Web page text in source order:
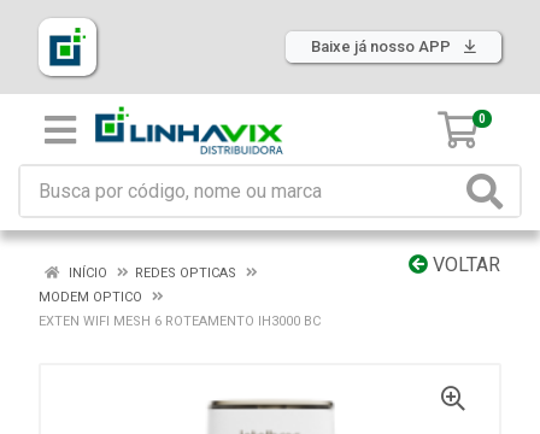
Baixe já nosso APP
0
VOLTAR
INÍCIO
REDES OPTICAS
MODEM OPTICO
EXTEN WIFI MESH 6 ROTEAMENTO IH3000 BC